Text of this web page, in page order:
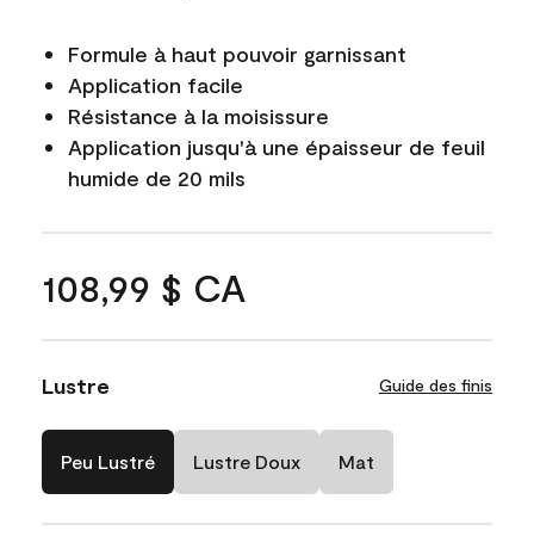
Formule à haut pouvoir garnissant
Application facile
Résistance à la moisissure
Application jusqu'à une épaisseur de feuil
humide de 20 mils
108,99 $ CA
Lustre Guide des finis
Peu Lustré Lustre Doux Mat